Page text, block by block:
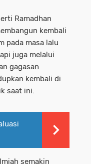
Ramadhan
kembali
pada masa lalu
juga melalui
gagasan
kembali di
saat ini.
semakin